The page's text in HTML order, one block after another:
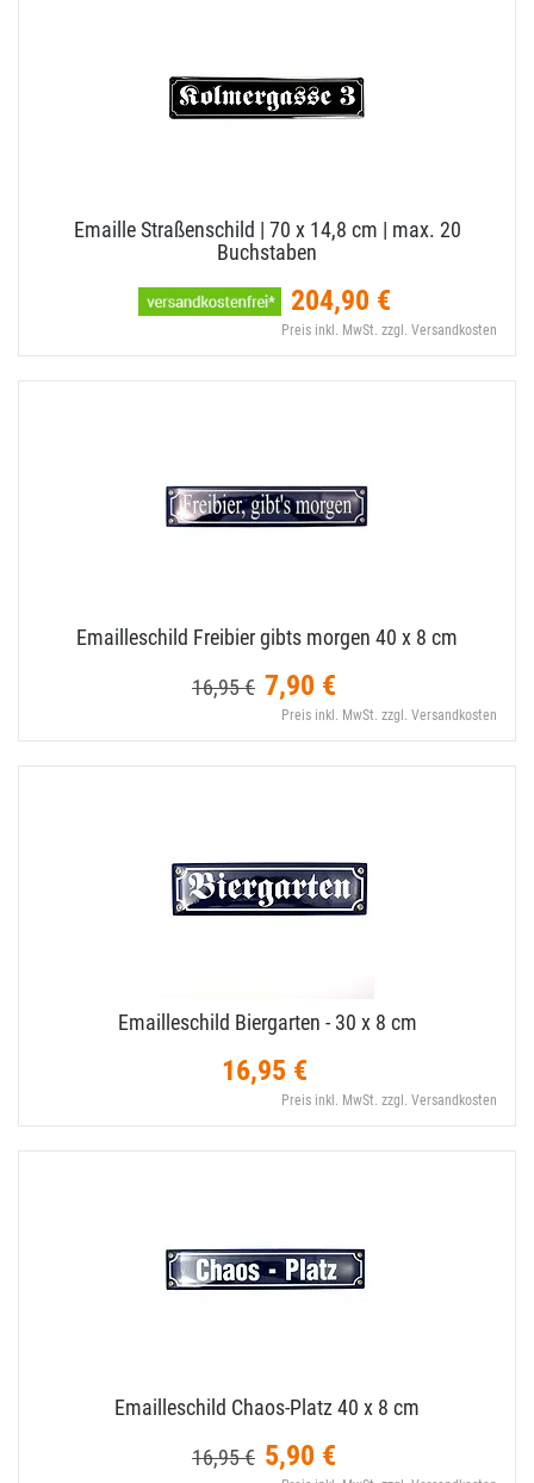
Emaille Straßenschild | 70 x 14,​8 cm | max. 20
Buchstaben
204,90 €
Preis inkl. MwSt. zzgl. Versandkosten
Emailleschild Freibier gibts morgen 40 x 8 cm
16,95 € 7,90 €
Preis inkl. MwSt. zzgl. Versandkosten
Emailleschild Biergarten - 30 x 8 cm
16,95 €
Preis inkl. MwSt. zzgl. Versandkosten
Emailleschild Chaos-​Platz 40 x 8 cm
16,95 € 5,90 €